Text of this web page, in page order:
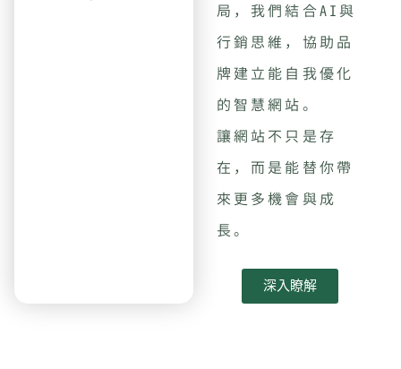
局，我們結合AI與
行銷思維，協助品
牌建立能自我優化
的智慧網站。
讓網站不只是存
在，而是能替你帶
來更多機會與成
長。
深入瞭解